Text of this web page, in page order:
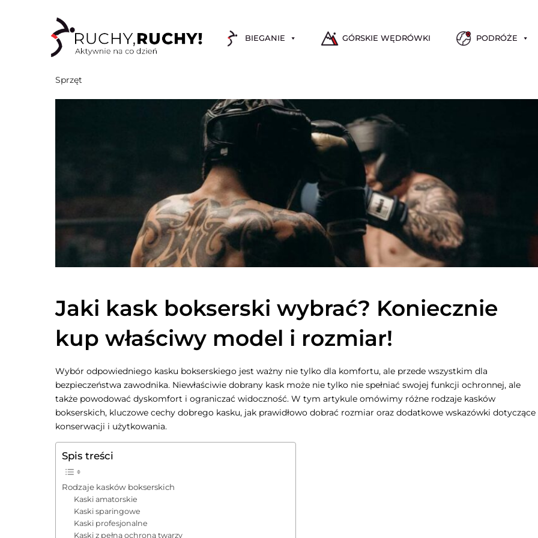
BIEGANIE GÓRSKIE WĘDRÓWKI PODRÓŻE
Sprzęt
Jaki kask bokserski wybrać? Koniecznie
kup właściwy model i rozmiar!
Wybór odpowiedniego kasku bokserskiego jest ważny nie tylko dla komfortu, ale przede wszystkim dla
bezpieczeństwa zawodnika. Niewłaściwie dobrany kask może nie tylko nie spełniać swojej funkcji ochronnej, ale
także powodować dyskomfort i ograniczać widoczność. W tym artykule omówimy różne rodzaje kasków
bokserskich, kluczowe cechy dobrego kasku, jak prawidłowo dobrać rozmiar oraz dodatkowe wskazówki dotyczące
konserwacji i użytkowania.
Spis treści
Rodzaje kasków bokserskich
Kaski amatorskie
Kaski sparingowe
Kaski profesjonalne
Kaski z pełną ochroną twarzy